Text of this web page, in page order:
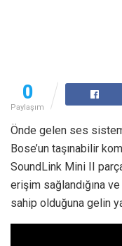
0
Paylaşım
Önde gelen ses
Bose’un taşınabilir
SoundLink Mini II
erişim sağlandığına
sahip olduğuna gelin